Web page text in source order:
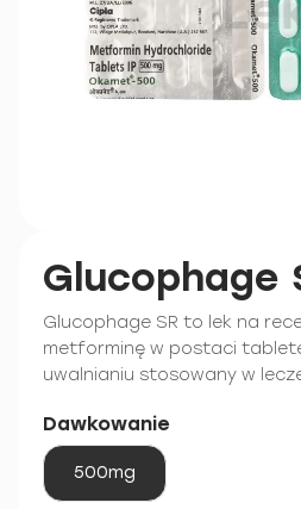
Glucophage
Glucophage SR to lek na
metforminę w postaci
uwalnianiu stosowany w
Dawkowanie
500mg